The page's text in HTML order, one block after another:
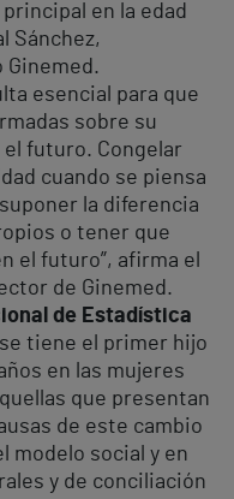
en la edad
Sánchez,
Ginemed.
esencial para que
sobre su
el futuro. Congelar
cuando se piensa
la diferencia
o tener que
el futuro”, afirma el
de Ginemed.
de Estadística
tiene el primer hijo
en las mujeres
que presentan
de este cambio
modelo social y en
y de conciliación